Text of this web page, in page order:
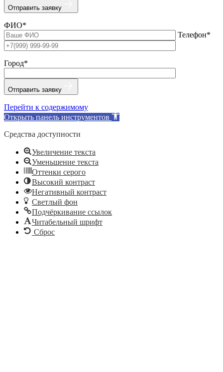
Отправить заявку
ФИО*
Телефон*
Город*
Отправить заявку
Перейти к содержимому
Открыть панель инструментов
Средства доступности
Увеличение текста
Уменьшение текста
Оттенки серого
Высокий контраст
Негативный контраст
Светлый фон
Подчёркивание ссылок
Читабельный шрифт
Сброс